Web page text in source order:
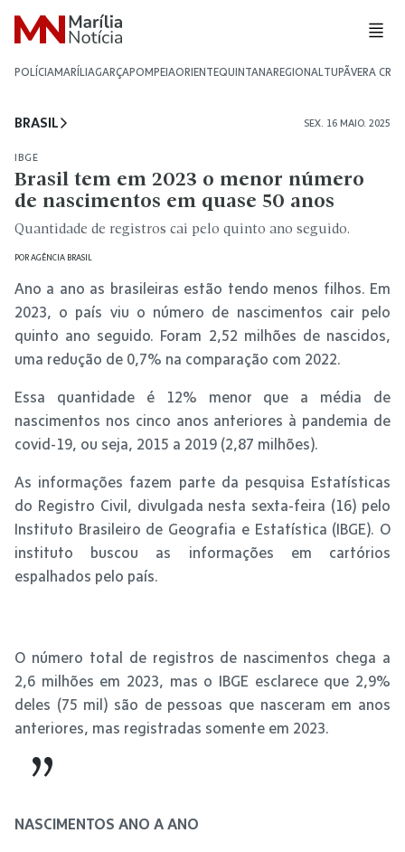
POLÍCIAMARÍLIAGARÇAPOMPEIAORIENTEQUINTANAREGIONALTUPÃVERA CRUZ
BRASIL SEX. 16 MAIO. 2025
IBGE
Brasil tem em 2023 o menor número
de nascimentos em quase 50 anos
Quantidade de registros cai pelo quinto ano seguido.
PORAGÊNCIA BRASIL
Ano a ano as brasileiras estão tendo menos filhos. Em
2023, o país viu o número de nascimentos cair pelo
quinto ano seguido. Foram 2,52 milhões de nascidos,
uma redução de 0,7% na comparação com 2022.
Essa quantidade é 12% menor que a média de
nascimentos nos cinco anos anteriores à pandemia de
covid-19, ou seja, 2015 a 2019 (2,87 milhões).
As informações fazem parte da pesquisa Estatísticas
do Registro Civil, divulgada nesta sexta-feira (16) pelo
Instituto Brasileiro de Geografia e Estatística (IBGE). O
instituto buscou as informações em cartórios
espalhados pelo país.
O número total de registros de nascimentos chega a
2,6 milhões em 2023, mas o IBGE esclarece que 2,9%
deles (75 mil) são de pessoas que nasceram em anos
anteriores, mas registradas somente em 2023.
NASCIMENTOS ANO A ANO